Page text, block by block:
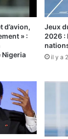
d’avion,
» :
Nigeria
Jeux
2026 :
il y a